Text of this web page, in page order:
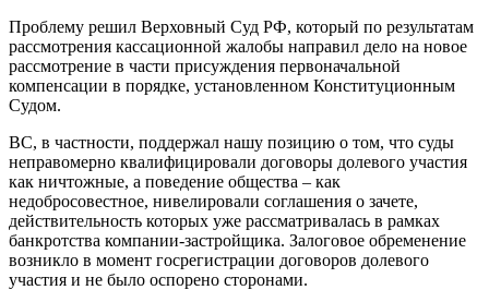
Проблему решил Верховный Суд РФ, который по результатам
рассмотрения кассационной жалобы направил дело на новое
рассмотрение в части присуждения первоначальной
компенсации в порядке, установленном Конституционным
Судом.
ВС, в частности, поддержал нашу позицию о том, что суды
неправомерно квалифицировали договоры долевого участия
как ничтожные, а поведение общества – как
недобросовестное, нивелировали соглашения о зачете,
действительность которых уже рассматривалась в рамках
банкротства компании-застройщика. Залоговое обременение
возникло в момент госрегистрации договоров долевого
участия и не было оспорено сторонами.